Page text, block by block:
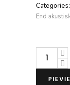
Categories:
End
Bluesound
MINI